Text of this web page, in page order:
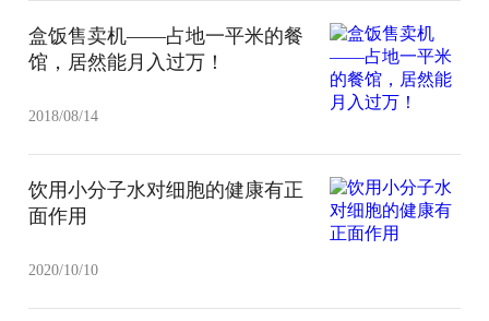
盒饭售卖机——占地一平米的餐
馆，居然能月入过万！
2018/08/14
饮用小分子水对细胞的健康有正
面作用
2020/10/10